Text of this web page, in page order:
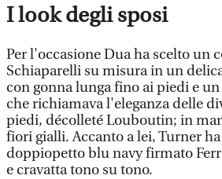
I look degli sposi
Per l'occasione Dua ha scelto un
Schiaparelli su misura in un
con gonna lunga fino ai piedi e
che richiamava l'eleganza delle
piedi, décolleté Louboutin; in
fiori gialli. Accanto a lei, Turner
doppiopetto blu navy firmato
e cravatta tono su tono.